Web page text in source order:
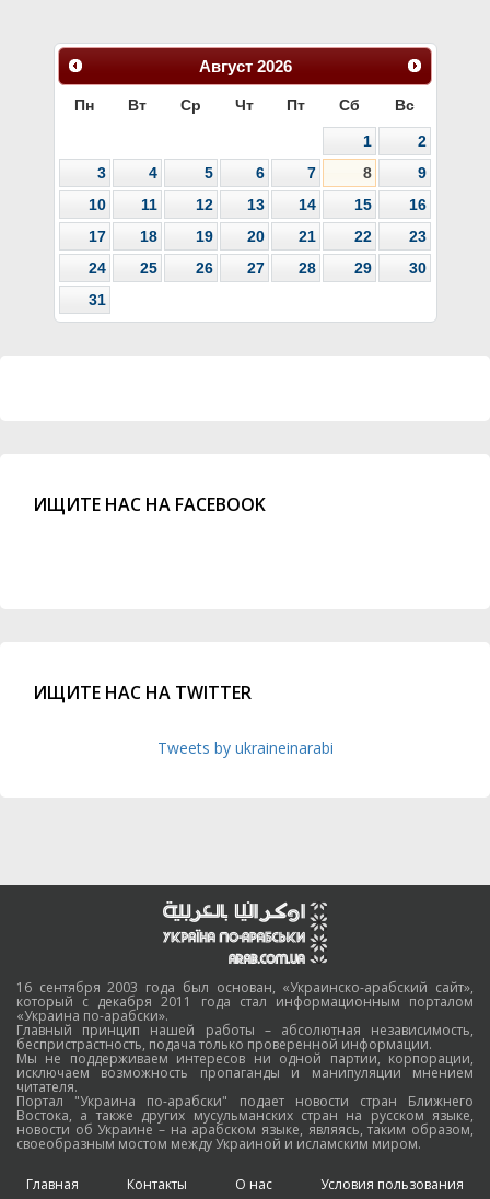
Август 2026
Пн Вт Ср Чт Пт Сб Вс
1
2
3
4 5 6 7 8
9
10
11 12 13 14 15
16
17
18 19 20 21 22
23
24
25 26 27 28 29
30
31
ИЩИТЕ НАС НА FACEBOOK
ИЩИТЕ НАС НА TWITTER
Tweets by ukraineinarabi
16 сентября 2003 года был основан, «Украинско-арабский сайт»,
который с декабря 2011 года стал информационным порталом
«Украина по-арабски».
Главный принцип нашей работы – абсолютная независимость,
беспристрастность, подача только проверенной информации.
Мы не поддерживаем интересов ни одной партии, корпорации,
исключаем возможность пропаганды и манипуляции мнением
читателя.
Портал "Украина по-арабски" подает новости стран Ближнего
Востока, а также других мусульманских стран на русском языке,
новости об Украине – на арабском языке, являясь, таким образом,
своеобразным мостом между Украиной и исламским миром.
Главная Контакты О нас Условия пользования